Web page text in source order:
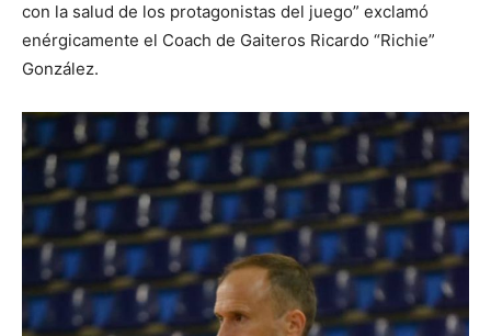
con la salud de los protagonistas del juego” exclamó
enérgicamente el Coach de Gaiteros Ricardo “Richie”
González.